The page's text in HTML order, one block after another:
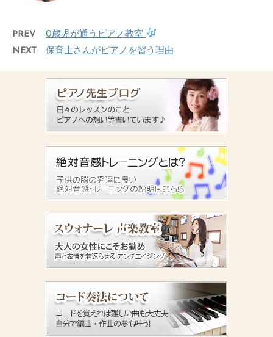
PREV
0歳児が通うピアノ教室
NEXT
保育士さんがピアノを習う理由